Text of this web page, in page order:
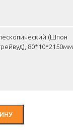
(Шпон
80*10*2150мм